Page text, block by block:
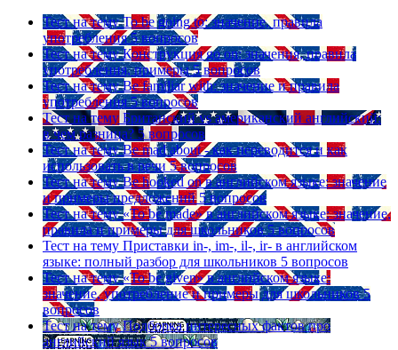
Тест на тему To be going to: значение, правила
употребления 5 вопросов
Тест на тему Конструкция go on: значения, правила
употребления, примеры 5 вопросов
Тест на тему Be familiar with: значение и правила
употребления 5 вопросов
Тест на тему Британский vs американский английский:
в чем разница? 5 вопросов
Тест на тему Be mad about - как переводится и как
использовать в речи 5 вопросов
Тест на тему Be hooked on в английском языке: значение
и примеры предложений 5 вопросов
Тест на тему «To be made» в английском языке: значение,
правила и примеры для школьников 5 вопросов
Тест на тему Приставки in-, im-, il-, ir- в английском
языке: полный разбор для школьников 5 вопросов
Тест на тему «To be given» в английском языке:
значение, употребление и примеры для школьников 5
вопросов
Тест на тему Подборка интересных фактов про
английский язык 5 вопросов